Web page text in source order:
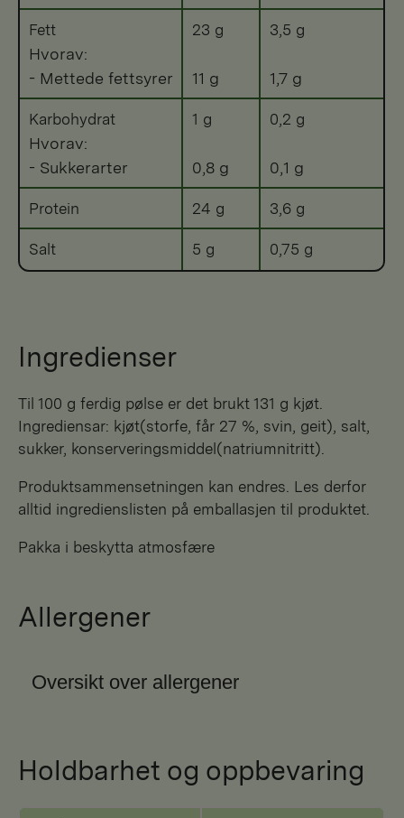
Fett
Hvorav:
- Mettede fettsyrer
23 g
11 g
3,5 g
1,7 g
Karbohydrat
Hvorav:
- Sukkerarter
1 g
0,8 g
0,2 g
0,1 g
Protein 24 g 3,6 g
Salt 5 g 0,75 g
Ingredienser
Til 100 g ferdig pølse er det brukt 131 g kjøt.
Ingrediensar: kjøt(storfe, får 27 %, svin, geit), salt,
sukker, konserveringsmiddel(natriumnitritt).
Produktsammensetningen kan endres. Les derfor
alltid ingredienslisten på emballasjen til produktet.
Pakka i beskytta atmosfære
Allergener
Oversikt over allergener
Holdbarhet og oppbevaring